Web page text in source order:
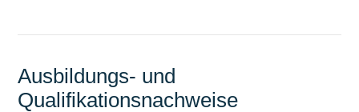
Ausbildungs- und
Qualifikationsnachweise